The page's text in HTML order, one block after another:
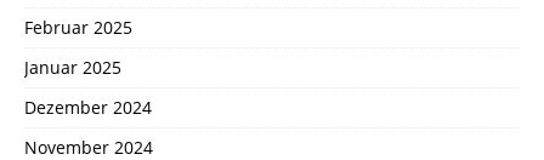
Februar 2025
Januar 2025
Dezember 2024
November 2024